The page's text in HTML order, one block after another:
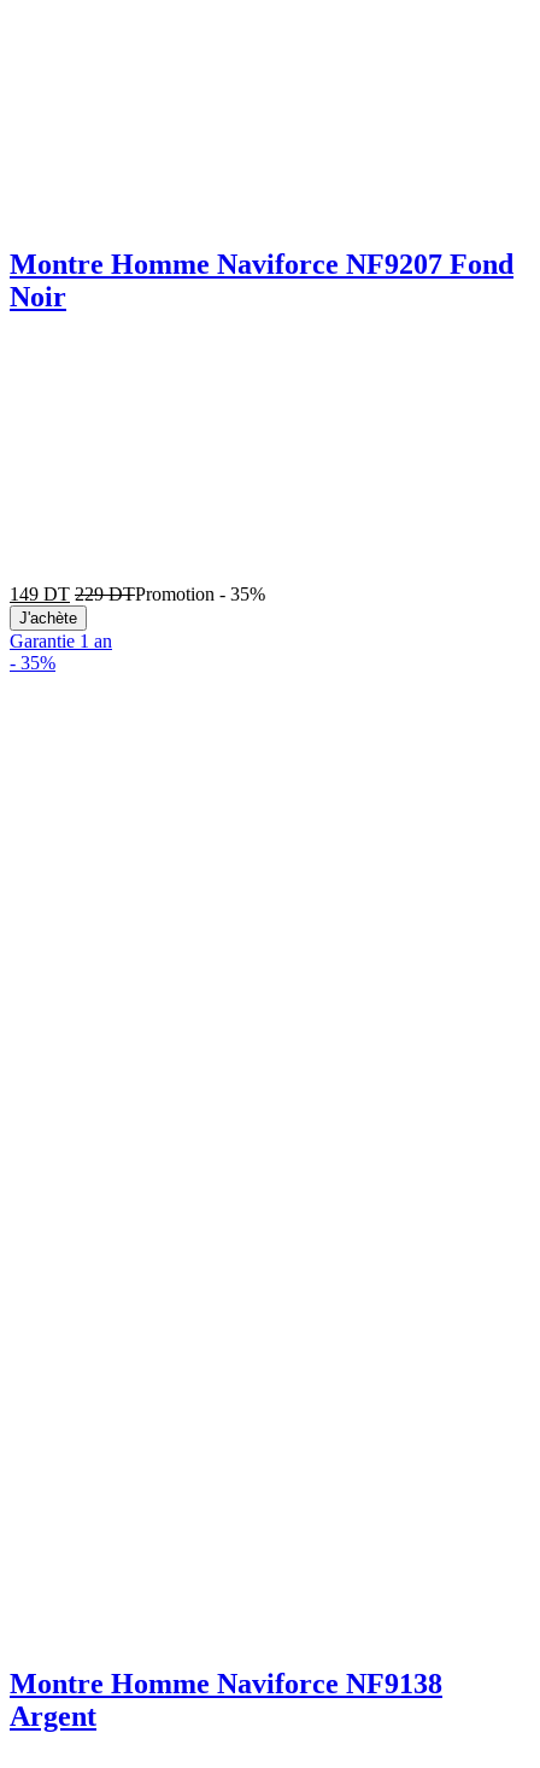
Montre Homme Naviforce NF9207 Fond
Noir
149 DT 229DTPromotion - 35%
J'achète
Garantie 1 an
- 35%
Montre Homme Naviforce NF9138
Argent